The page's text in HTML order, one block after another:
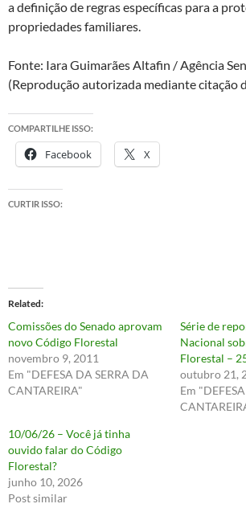
a definição de regras específicas para a
propriedades familiares.
Fonte: Iara Guimarães Altafin / Agência
(Reprodução autorizada mediante citação
COMPARTILHE ISSO:
Facebook X
CURTIR ISSO:
Related
Comissões do Senado aprovam
novo Código Florestal
novembro 9, 2011
Em "DEFESA DA SERRA DA
CANTAREIRA"
Série de
Nacional
Florestal –
outubro 21,
Em
10/06/26 – Você já tinha
ouvido falar do Código
Florestal?
junho 10, 2026
Post similar